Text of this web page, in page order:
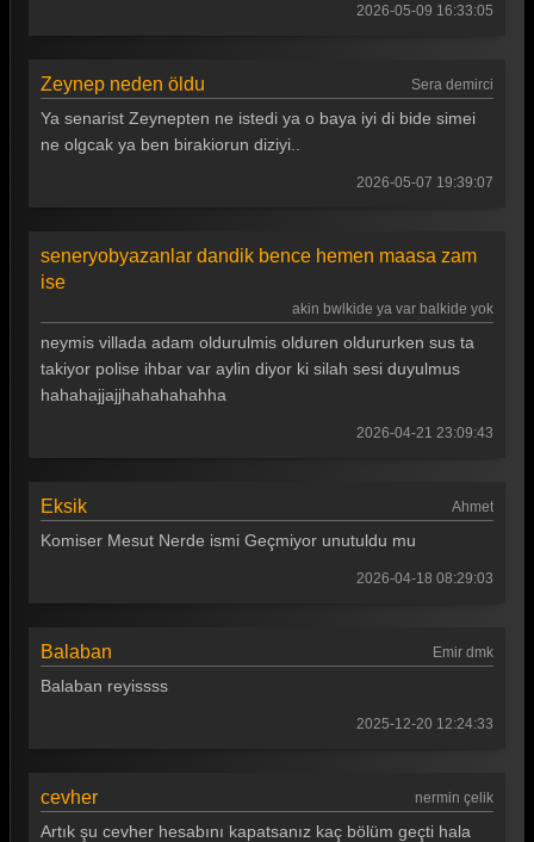
Arka Sokaklar 135. Bölüm
Arka Sokaklar 134. Bölüm
Arka Sokaklar 131. Bölüm
Arka Sokaklar 129. Bölüm
Arka Sokaklar 128. Bölüm
Arka Sokaklar 125. Bölüm
Arka Sokaklar 122. Bölüm
Arka Sokaklar 121. Bölüm
Arka Sokaklar 118. Bölüm
2026-05-09 16:33:05
Zeynep neden öldu Sera demirci
Ya senarist Zeynepten ne istedi ya o baya iyi di bide simei
ne olgcak ya ben birakiorun diziyi..
2026-05-07 19:39:07
seneryobyazanlar dandik bence hemen maasa zam
ise
akin bwlkide ya var balkide yok
neymis villada adam oldurulmis olduren oldururken sus ta
takiyor polise ihbar var aylin diyor ki silah sesi duyulmus
hahahajjajjhahahahahha
2026-04-21 23:09:43
Eksik Ahmet
Komiser Mesut Nerde ismi Geçmiyor unutuldu mu
2026-04-18 08:29:03
Balaban Emir dmk
Balaban reyissss
2025-12-20 12:24:33
cevher nermin çelik
Artık şu cevher hesabını kapatsanız kaç bölüm geçti hala